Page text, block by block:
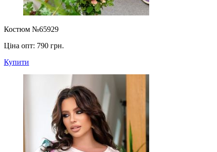
Костюм №65929
Ціна опт: 790 грн.
Купити